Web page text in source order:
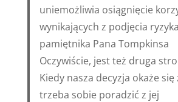
uniemożliwia osiągnięcie
wynikających z podjęcia
pamiętnika Pana Tompkinsa
Oczywiście, jest też druga
Kiedy nasza decyzja okaże się
trzeba sobie poradzić z jej